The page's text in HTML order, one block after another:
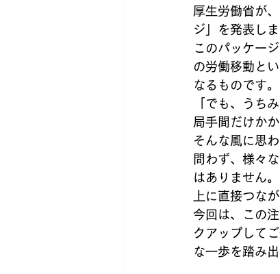
厚生労働省が
ジ」を発表し
このパッケー
の労働移動と
なるものです。
「でも、うち
局手間だけか
そんな風に思
問わず、様々
はありません
上に直接つな
今回は、この
クアップして
な一歩を踏み